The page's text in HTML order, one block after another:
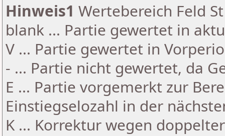
Hinweis1 Wertebereich Feld
blank ... Partie gewertet in
V ... Partie gewertet in
- ... Partie nicht gewertet, da
E ... Partie vorgemerkt zur
Einstiegselozahl in der
K ... Korrektur wegen